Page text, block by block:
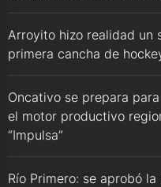
Arroyito hizo realidad un
primera cancha de
Oncativo se prepara
el motor productivo
“Impulsa”
Río Primero: se aprobó